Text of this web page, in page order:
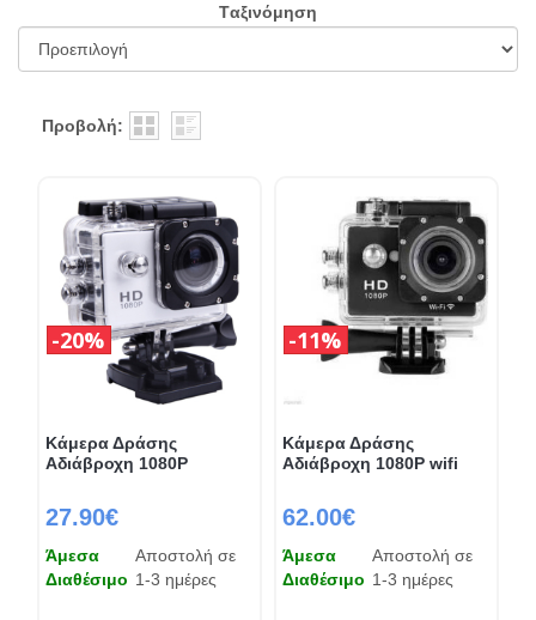
Tαξινόμηση
Προβολή:
Κάμερα Δράσης
Αδιάβροχη 1080P
27.90€
20%
Άμεσα
Διαθέσιμο
Αποστολή σε
1-3 ημέρες
Κάμερα Δράσης
Αδιάβροχη 1080P wifi
62.00€
11%
Άμεσα
Διαθέσιμο
Αποστολή σε
1-3 ημέρες